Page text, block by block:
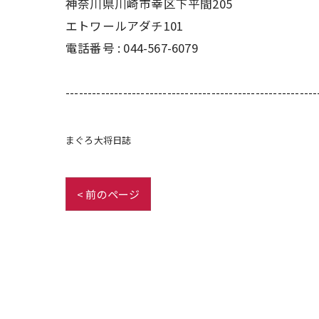
神奈川県川崎市幸区下平間205
エトワールアダチ101
電話番号 : 044-567-6079
まぐろ大将日誌
< 前のページ